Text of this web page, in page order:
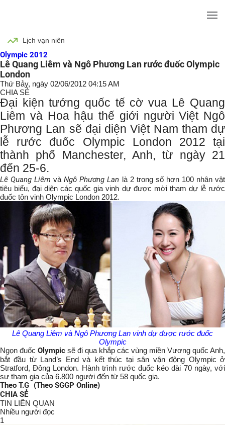
Lịch vạn niên
Olympic 2012
Lê Quang Liêm và Ngô Phương Lan rước đuốc Olympic
London
Thứ Bảy, ngày 02/06/2012 04:15 AM
CHIA SẺ
Đại kiện tướng quốc tế cờ vua Lê Quang
Liêm và Hoa hậu thế giới người Việt Ngô
Phương Lan sẽ đại diện Việt Nam tham dự
lễ rước đuốc Olympic London 2012 tại
thành phố Manchester, Anh, từ ngày 21
đến 25-6.
Lê Quang Liêm vàNgô Phương Lan là 2 trong số hơn 100 nhân vật
tiêu biểu, đại diện các quốc gia vinh dự được mời tham dự lễ rước
đuốc tôn vinh Olympic London 2012.
Lê Quang Liêm và Ngô Phương Lan vinh dự được rước đuốc
Olympic
Ngọn đuốc Olympic sẽ đi qua khắp các vùng miền Vương quốc Anh,
bắt đầu từ Land’s End và kết thúc tại sân vận động Olympic ở
Stratford, Đông London. Hành trình rước đuốc kéo dài 70 ngày, với
sự tham gia của 6.800 người đến từ 58 quốc gia.
Theo T.G (Theo SGGP Online)
CHIA SẺ
TIN LIÊN QUAN
Nhiều người đọc
1